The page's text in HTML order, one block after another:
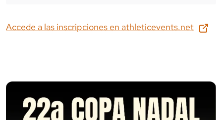
Accede a las inscripciones en athleticevents.net